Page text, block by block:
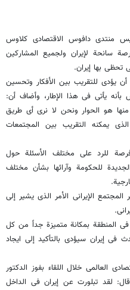
منتدی دافوس الاقتصادی کلاوس
سانحة لإیران ولجمیع المشارکین
تحظی بها إیران.
أن یؤدی للتقریب بین الأفکار وتحسین
بأنه یأتی فی هذا الإطار، وأضاف أن:
منها هو الحوار ونحن لا نری أی طریق
یمکنه التقریب بین المجتمعات
للرد علی مختلف الأسئلة حول
للحکومة وآرائها بشأن مختلف
الإیرانی الأمر الذی یشیر إلی
المنطقة بمکانة متمیزة جداً من کل
فی إیران سیؤدی بالتأکید إلی ایجاد
العالمی خلال اللقاء بفوز الدکتور
لقد تبلورت عن إیران فی الداخل